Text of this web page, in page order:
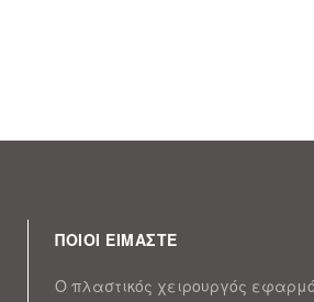
ΠΟΙΟΙ ΕΙΜΑΣΤΕ
Ο πλαστικός χειρουργός